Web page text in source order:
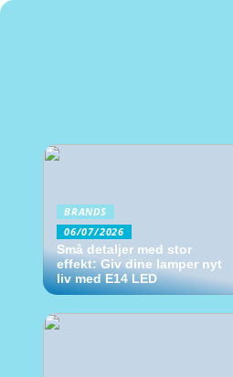
BRANDS
06/07/2026
Små detaljer med stor
effekt: Giv dine lamper nyt
liv med E14 LED